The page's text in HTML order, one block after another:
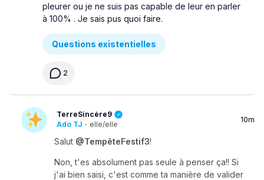
pleurer ou je ne suis pas capable de leur en parler
à 100% . Je sais pus quoi faire.
Questions existentielles
2
TerreSincère9
Ado TJ · elle/elle
10m
Salut @TempêteFestif3!
Non, t'es absolument pas seule à penser ça!! Si
j'ai bien saisi, c'est comme ta manière de valider